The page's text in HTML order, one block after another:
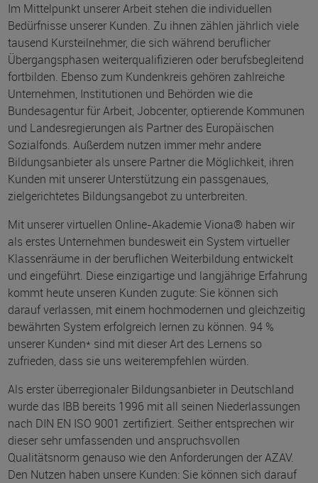
Im Mittelpunkt unserer Arbeit stehen die individuellen
Bedürfnisse unserer Kunden. Zu ihnen zählen jährlich viele
tausend Kursteilnehmer, die sich während beruflicher
Übergangsphasen weiterqualifizieren oder berufsbegleitend
fortbilden. Ebenso zum Kundenkreis gehören zahlreiche
Unternehmen, Institutionen und Behörden wie die
Bundesagentur für Arbeit, Jobcenter, optierende Kommunen
und Landesregierungen als Partner des Europäischen
Sozialfonds. Außerdem nutzen immer mehr andere
Bildungsanbieter als unsere Partner die Möglichkeit, ihren
Kunden mit unserer Unterstützung ein passgenaues,
zielgerichtetes Bildungsangebot zu unterbreiten.
Mit unserer virtuellen Online-Akademie Viona® haben wir
als erstes Unternehmen bundesweit ein System virtueller
Klassenräume in der beruflichen Weiterbildung entwickelt
und eingeführt. Diese einzigartige und langjährige Erfahrung
kommt heute unseren Kunden zugute: Sie können sich
darauf verlassen, mit einem hochmodernen und gleichzeitig
bewährten System erfolgreich lernen zu können. 94 %
unserer Kunden* sind mit dieser Art des Lernens so
zufrieden, dass sie uns weiterempfehlen würden.
Als erster überregionaler Bildungsanbieter in Deutschland
wurde das IBB bereits 1996 mit all seinen Niederlassungen
nach DIN EN ISO 9001 zertifiziert. Seither entsprechen wir
dieser sehr umfassenden und anspruchsvollen
Qualitätsnorm genauso wie den Anforderungen der AZAV.
Den Nutzen haben unsere Kunden: Sie können sich darauf